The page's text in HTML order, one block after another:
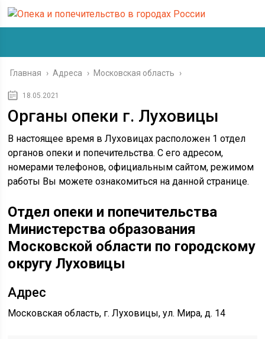
Главная › Адреса › Московская область ›
18.05.2021
Органы опеки г. Луховицы
В настоящее время в Луховицах расположен 1 отдел
органов опеки и попечительства. С его адресом,
номерами телефонов, официальным сайтом, режимом
работы Вы можете ознакомиться на данной странице.
Отдел опеки и попечительства
Министерства образования
Московской области по городскому
округу Луховицы
Адрес
Московская область, г. Луховицы, ул. Мира, д. 14